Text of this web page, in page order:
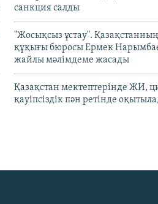
санкция салды
"Жосықсыз ұстау".
құқығы бюросы Ермек
жайлы мәлімдеме жасады
Қазақстан мектептерінде ЖИ,
қауіпсіздік пән ретінде